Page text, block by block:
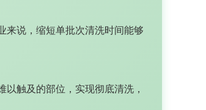
来说，缩短单批次清洗时间能够
触及的部位，实现彻底清洗，